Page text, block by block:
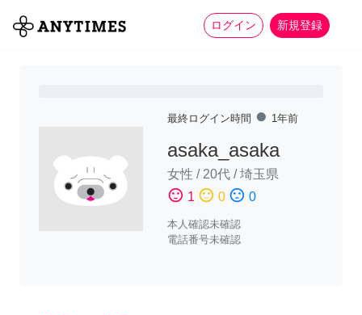
ログイン 新規登録
全て 家事 more_horiz
最終ログイン時間 fiber_manual_record 1年前
asaka_asaka
女性 / 20代 /埼玉県
sentiment_satisfied 1 sentiment_neutral 0 sentiment_dissatisfied 0
本人確認未確認
電話番号未確認